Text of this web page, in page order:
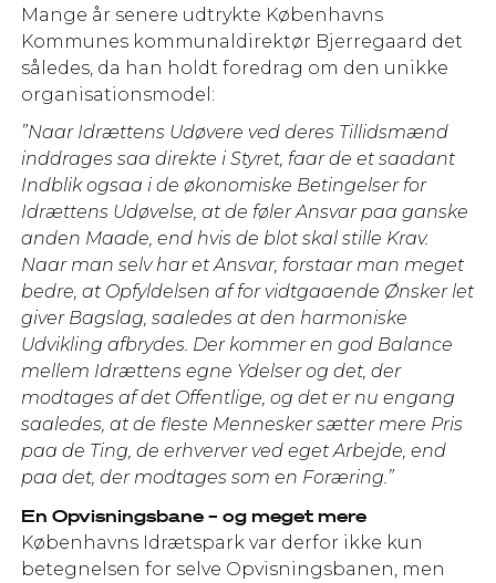
Mange år senere udtrykte Københavns
Kommunes kommunaldirektør Bjerregaard det
således, da han holdt foredrag om den unikke
organisationsmodel:
”Naar Idrættens Udøvere ved deres Tillidsmænd
inddrages saa direkte i Styret, faar de et saadant
Indblik ogsaa i de økonomiske Betingelser for
Idrættens Udøvelse, at de føler Ansvar paa ganske
anden Maade, end hvis de blot skal stille Krav.
Naar man selv har et Ansvar, forstaar man meget
bedre, at Opfyldelsen af for vidtgaaende Ønsker let
giver Bagslag, saaledes at den harmoniske
Udvikling afbrydes. Der kommer en god Balance
mellem Idrættens egne Ydelser og det, der
modtages af det Offentlige, og det er nu engang
saaledes, at de fleste Mennesker sætter mere Pris
paa de Ting, de erhverver ved eget Arbejde, end
paa det, der modtages som en Foræring.”
En Opvisningsbane – og meget mere
Københavns Idrætspark var derfor ikke kun
betegnelsen for selve Opvisningsbanen, men